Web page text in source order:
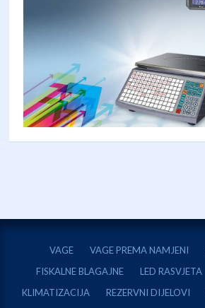
VAGE VAGE PREMA NAMJENI
FISKALNE BLAGAJNE
LED RASVJETA
KLIMATIZACIJA
REZERVNI DIJELOVI